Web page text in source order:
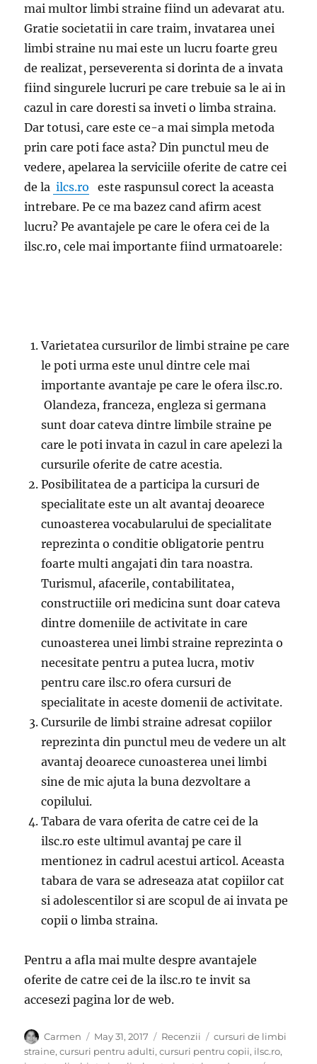
mai multor limbi straine fiind un adevarat atu.
Gratie societatii in care traim, invatarea unei
limbi straine nu mai este un lucru foarte greu
de realizat, perseverenta si dorinta de a invata
fiind singurele lucruri pe care trebuie sa le ai in
cazul in care doresti sa inveti o limba straina.
Dar totusi, care este ce-a mai simpla metoda
prin care poti face asta? Din punctul meu de
vedere, apelarea la serviciile oferite de catre cei
de la ilcs.ro este raspunsul corect la aceasta
intrebare. Pe ce ma bazez cand afirm acest
lucru? Pe avantajele pe care le ofera cei de la
ilsc.ro, cele mai importante fiind urmatoarele:
Varietatea cursurilor de limbi straine pe care
le poti urma este unul dintre cele mai
importante avantaje pe care le ofera ilsc.ro.
Olandeza, franceza, engleza si germana
sunt doar cateva dintre limbile straine pe
care le poti invata in cazul in care apelezi la
cursurile oferite de catre acestia.
Posibilitatea de a participa la cursuri de
specialitate este un alt avantaj deoarece
cunoasterea vocabularului de specialitate
reprezinta o conditie obligatorie pentru
foarte multi angajati din tara noastra.
Turismul, afacerile, contabilitatea,
constructiile ori medicina sunt doar cateva
dintre domeniile de activitate in care
cunoasterea unei limbi straine reprezinta o
necesitate pentru a putea lucra, motiv
pentru care ilsc.ro ofera cursuri de
specialitate in aceste domenii de activitate.
Cursurile de limbi straine adresat copiilor
reprezinta din punctul meu de vedere un alt
avantaj deoarece cunoasterea unei limbi
sine de mic ajuta la buna dezvoltare a
copilului.
Tabara de vara oferita de catre cei de la
ilsc.ro este ultimul avantaj pe care il
mentionez in cadrul acestui articol. Aceasta
tabara de vara se adreseaza atat copiilor cat
si adolescentilor si are scopul de ai invata pe
copii o limba straina.
Pentru a afla mai multe despre avantajele
oferite de catre cei de la ilsc.ro te invit sa
accesezi pagina lor de web.
Author
Carmen
Posted
on
May 31, 2017 Categories
Recenzii Tags
cursuri de limbi
straine,cursuri pentru adulti,cursuri pentru copii, ilsc.ro,